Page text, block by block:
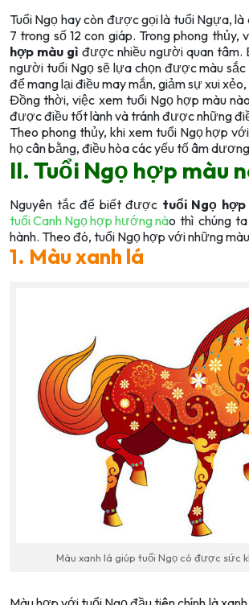
Tuổi Ngọ hay còn được gọi là tuổi Ngựa,
7 trong số 12 con giáp. Trong phong thủy,
hợp màu gì được nhiều người quan tâm.
người tuổi Ngọ sẽ lựa chọn được màu
để mang lại điều may mắn, giảm sự xui
Đồng thời, việc xem tuổi Ngọ hợp màu
được điều tốt lành và tránh được những
Theo phong thủy, khi xem tuổi Ngọ hợp
họ cân bằng, điều hòa các yếu tố âm
II. Tuổi Ngọ hợp màu
Nguyên tắc để biết được tuổi Ngọ hợp
tuổi Canh Ngọ hợp hướng nào thì chúng
hành. Theo đó, tuổi Ngọ hợp với những
1. Màu xanh lá
Màu xanh lá giúp tuổi Ngọ có được sức